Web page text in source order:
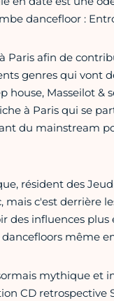
dancefloor :
afin de
genres qui vont
house, Masseilot &
à Paris qui se
du mainstream
résident des
c'est derrière
des influences
même
mythique et
CD retrospective